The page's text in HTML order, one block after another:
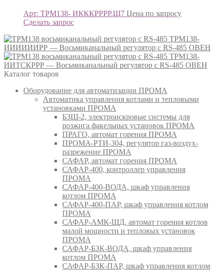
Арт: ТРМ138- ИКККРРРР.Щ7 Цена по запросу
Сделать запрос
ТРМ138-
ИИИИИИРР — Восьмиканальный регулятор с RS-485 ОВЕН
ТРМ138-
ИИТСКРРР — Восьмиканальный регулятор с RS-485 ОВЕН
Каталог товаров
Оборудование для автоматизации ПРОМА
Автоматика управления котлами и тепловыми
установками ПРОМА
БЗШ-2, электроискровые системы для
розжига факельных установок ПРОМА
ПРАГО, автомат горения ПРОМА
ПРОМА-РТИ-304, регулятор газ-воздух-
разрежение ПРОМА
САФАР, автомат горения ПРОМА
САФАР-400, контроллер управления
ПРОМА
САФАР-400-ВОДА, шкаф управления
котлом ПРОМА
САФАР-400-ПАР, шкаф управления котлом
ПРОМА
САФАР-АМК-ЩД, автомат горения котлов
малой мощности и тепловых установок
ПРОМА
САФАР-БЗК-ВОДА, шкаф управления
котлом ПРОМА
САФАР-БЗК-ПАР, шкаф управления котлом